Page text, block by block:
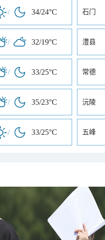
/ 34/24°C 石门
/ 32/19°C 澧县
/ 33/25°C 常德
/ 35/23°C 沅陵
/ 33/25°C 五峰